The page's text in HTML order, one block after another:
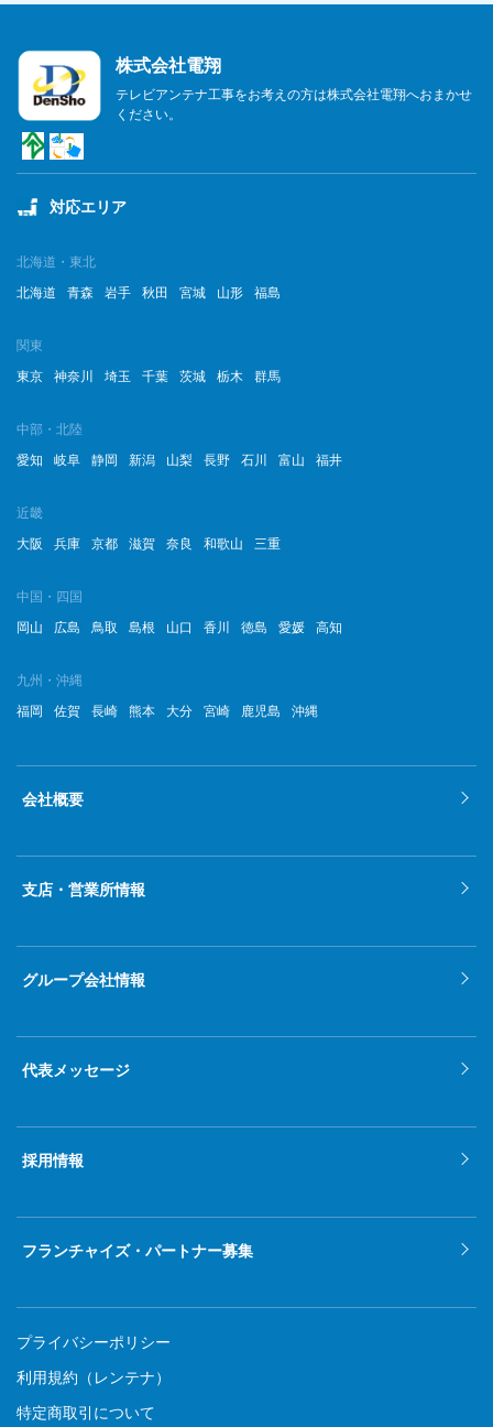
株式会社電翔
テレビアンテナ工事をお考えの方は株式会社電翔へおまかせ
ください。
対応エリア
北海道・東北
北海道
青森 岩手 秋田 宮城 山形 福島
関東
東京
神奈川 埼玉 千葉 茨城 栃木 群馬
中部・北陸
愛知
岐阜 静岡 新潟 山梨 長野 石川 富山 福井
近畿
大阪
兵庫 京都 滋賀 奈良 和歌山 三重
中国・四国
岡山
広島 鳥取 島根 山口 香川 徳島 愛媛 高知
九州・沖縄
福岡
佐賀 長崎 熊本 大分 宮崎 鹿児島 沖縄
会社概要
支店・営業所情報
グループ会社情報
代表メッセージ
採用情報
フランチャイズ・パートナー募集
プライバシーポリシー
利用規約（レンテナ）
特定商取引について